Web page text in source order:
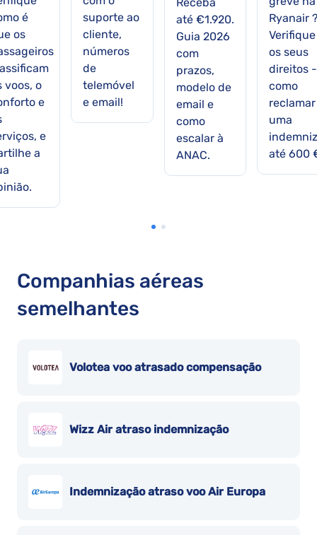
é
os
voos, o
e
e
a
suporte ao
cliente,
números
de
telemóvel
e email!
até €1.920.
Guia 2026
com
prazos,
modelo de
email e
como
escalar à
ANAC.
Ryanair
Verifique
os seus
direitos -
como
reclamar
uma
até 600
Companhias aéreas
semelhantes
Volotea voo atrasado compensação
Wizz Air atraso indemnização
Indemnização atraso voo Air Europa